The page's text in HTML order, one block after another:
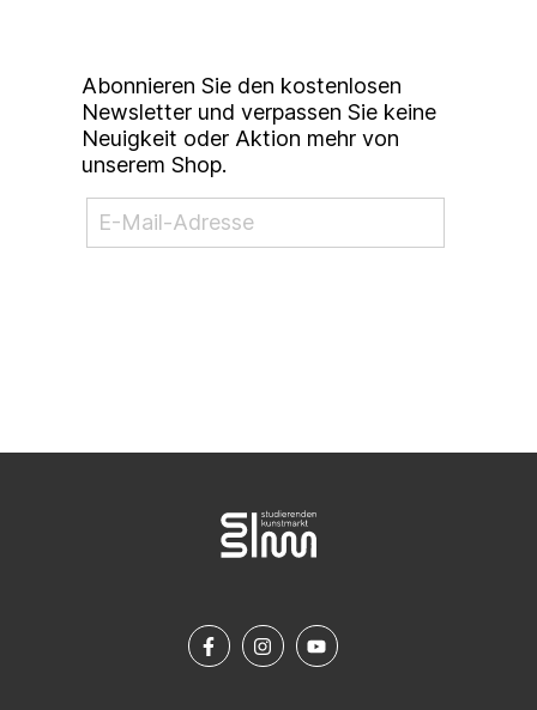
Abonnieren Sie den kostenlosen
Newsletter und verpassen Sie keine
Neuigkeit oder Aktion mehr von
unserem Shop.